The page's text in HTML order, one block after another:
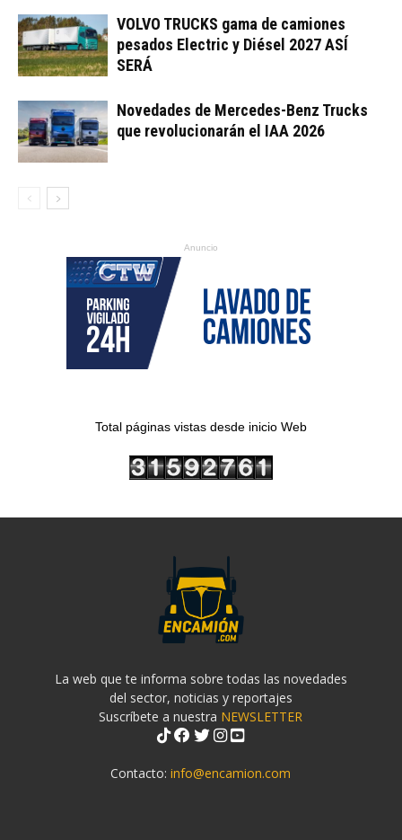
VOLVO TRUCKS gama de camiones
pesados Electric y Diésel 2027 ASÍ
SERÁ
Novedades de Mercedes-Benz Trucks
que revolucionarán el IAA 2026
Anuncio
Total páginas vistas desde inicio Web
La web que te informa sobre todas las novedades
del sector, noticias y reportajes
Suscríbete a nuestra NEWSLETTER
Contacto:info@encamion.com